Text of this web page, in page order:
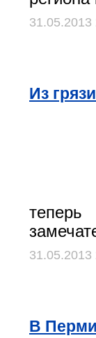
31.05.2013
Из
31.05.2013
В